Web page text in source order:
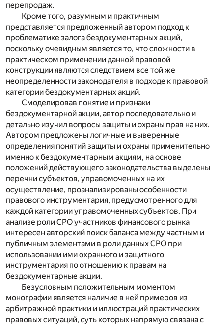
перепродаж.
Кроме того, разумным и практичным
представляется предложенный автором подход к
проблематике залога бездокументарных акций,
поскольку очевидным является то, что сложности в
практическом применении данной правовой
конструкции являются следствием все той же
неопределенности законодателя в подходе к правовой
категории бездокументарных акций.
Смоделировав понятие и признаки
бездокументарной акции, автор последовательно и
детально изучил вопросы защиты и охраны прав на них.
Автором предложены логичные и выверенные
определения понятий защиты и охраны применительно
именно к бездокументарным акциям, на основе
положений действующего законодательства выделены
перечни субъектов, управомоченных на их
осуществление, проанализированы особенности
правового инструментария, предусмотренного для
каждой категории управомоченных субъектов. При
анализе роли СРО участников финансового рынка
интересен авторский поиск баланса между частным и
публичным элементами в роли данных СРО при
использовании ими охранного и защитного
инструментария по отношению к правам на
бездокументарные акции.
Безусловным положительным моментом
монографии является наличие в ней примеров из
арбитражной практики и иллюстраций практических
правовых ситуаций, суть которых напрямую связана с